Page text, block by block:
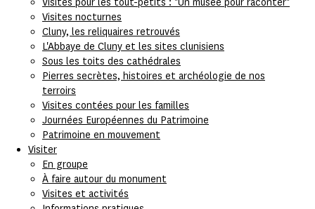
Visites nocturnes
Cluny, les reliquaires retrouvés
L'Abbaye de Cluny et les sites clunisiens
Sous les toits des cathédrales
Pierres secrètes, histoires et archéologie de nos
terroirs
Visites contées pour les familles
Journées Européennes du Patrimoine
Patrimoine en mouvement
Visiter
En groupe
À faire autour du monument
Visites et activités